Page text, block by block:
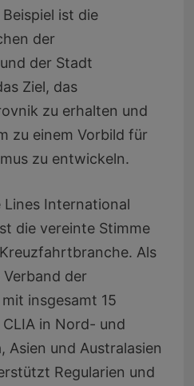
ist die
der
der Stadt
Ziel, das
zu erhalten und
zu einem Vorbild für
zu entwickeln.
Lines International
die vereinte Stimme
Als
der
insgesamt 15
in Nord- und
Asien und Australasien
Regularien und